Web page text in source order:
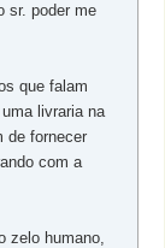
sr. poder me
que falam
livraria na
de fornecer
com a
zelo humano,